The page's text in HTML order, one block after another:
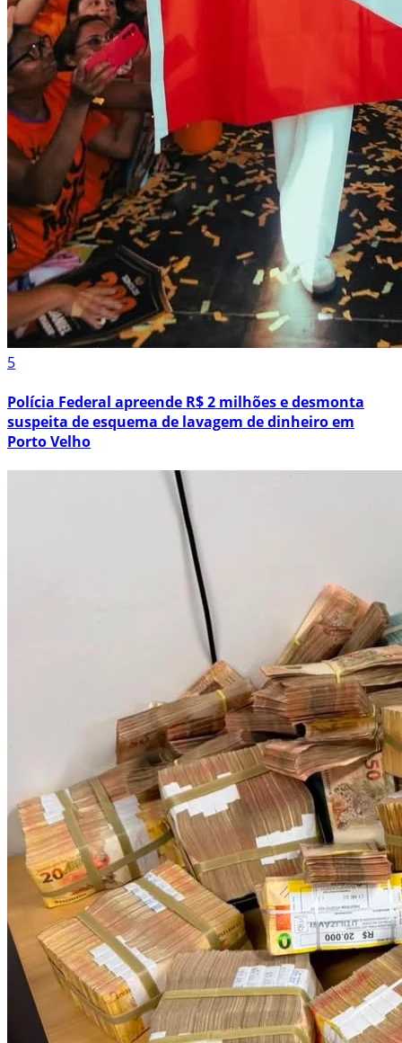
5
Polícia Federal apreende R$ 2 milhões e desmonta
suspeita de esquema de lavagem de dinheiro em
Porto Velho